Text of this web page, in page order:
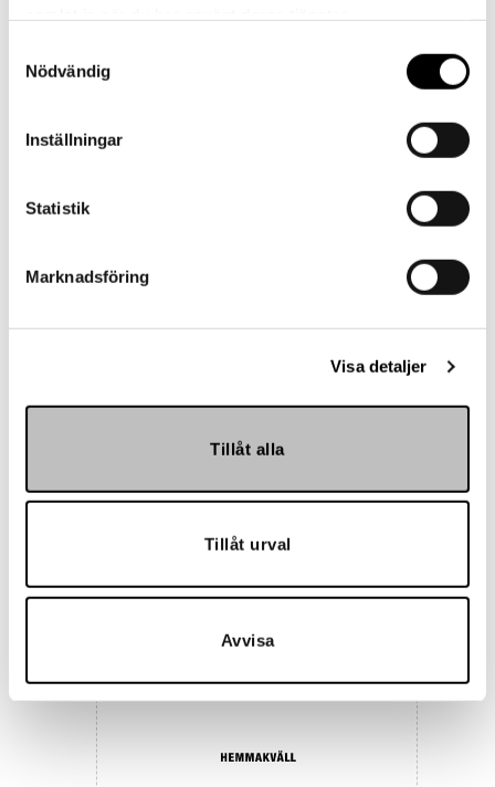
Nödvändig
Inställningar
Statistik
Marknadsföring
Visa detaljer
Tillåt alla
Tillåt urval
Avvisa
Referenser